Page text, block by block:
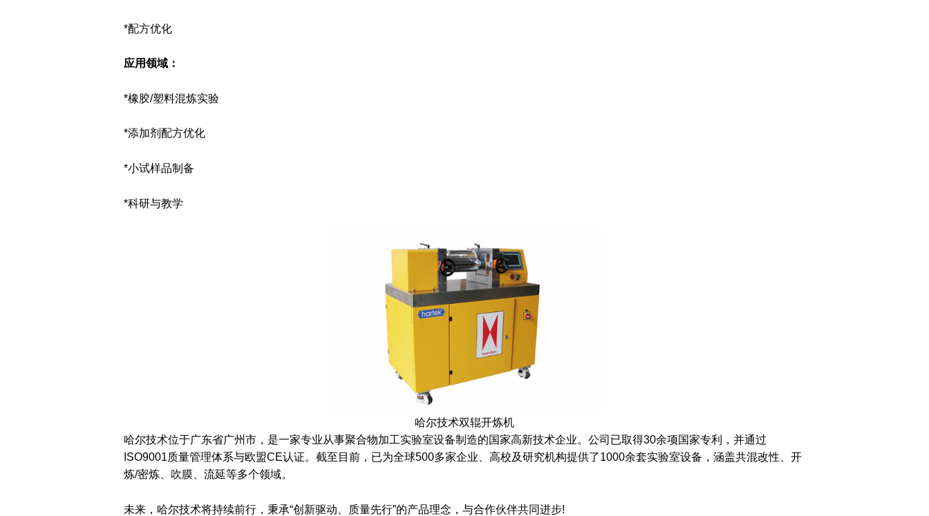
*配方优化
应用领域：
*橡胶/塑料混炼实验
*添加剂配方优化
*小试样品制备
*科研与教学
哈尔技术双辊开炼机
哈尔技术位于广东省广州市，是一家专业从事聚合物加工实验室设备制造的国家高新技术企业。公司已取得30余项国家专利，并通过
ISO9001质量管理体系与欧盟CE认证。截至目前，已为全球500多家企业、高校及研究机构提供了1000余套实验室设备，涵盖共混改性、开
炼/密炼、吹膜、流延等多个领域。
未来，哈尔技术将持续前行，秉承“创新驱动、质量先行”的产品理念，与合作伙伴共同进步!